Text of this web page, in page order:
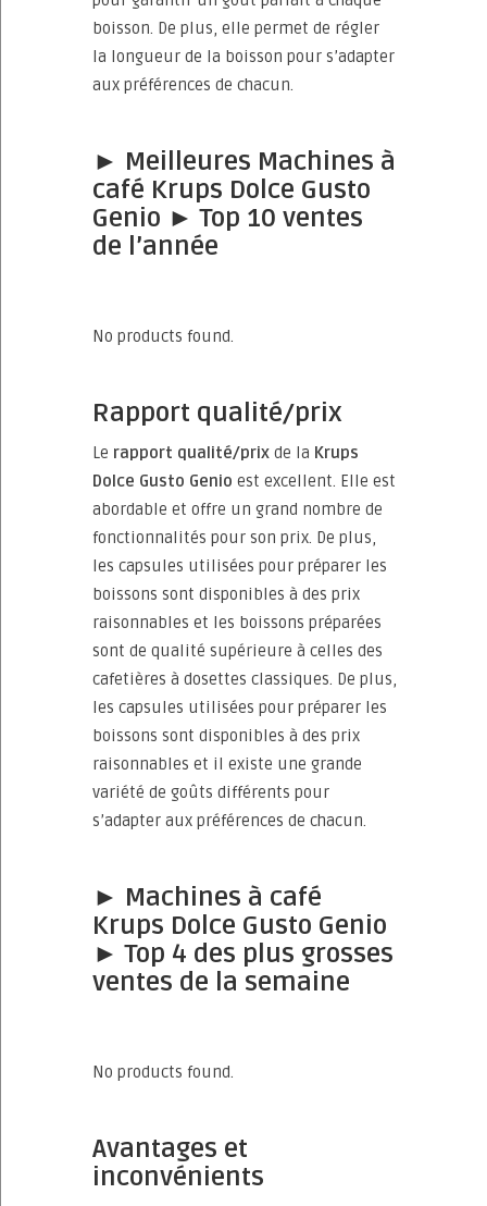
boisson. De plus, elle permet de régler
la longueur de la boisson pour s’adapter
aux préférences de chacun.
► Meilleures Machines à
café Krups Dolce Gusto
Genio ► Top 10 ventes
de l’année
No products found.
Rapport qualité/prix
Le rapport qualité/prix de la Krups
Dolce Gusto Genio est excellent. Elle est
abordable et offre un grand nombre de
fonctionnalités pour son prix. De plus,
les capsules utilisées pour préparer les
boissons sont disponibles à des prix
raisonnables et les boissons préparées
sont de qualité supérieure à celles des
cafetières à dosettes classiques. De plus,
les capsules utilisées pour préparer les
boissons sont disponibles à des prix
raisonnables et il existe une grande
variété de goûts différents pour
s’adapter aux préférences de chacun.
► Machines à café
Krups Dolce Gusto Genio
► Top 4 des plus grosses
ventes de la semaine
No products found.
Avantages et
inconvénients